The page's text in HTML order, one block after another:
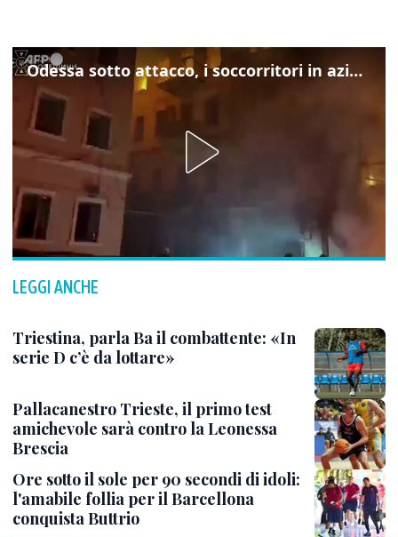
Odessa sotto attacco, i soccorritori in azione
LEGGI ANCHE
Triestina, parla Ba il combattente: «In
serie D c’è da lottare»
Pallacanestro Trieste, il primo test
amichevole sarà contro la Leonessa
Brescia
Ore sotto il sole per 90 secondi di idoli:
l'amabile follia per il Barcellona
conquista Buttrio